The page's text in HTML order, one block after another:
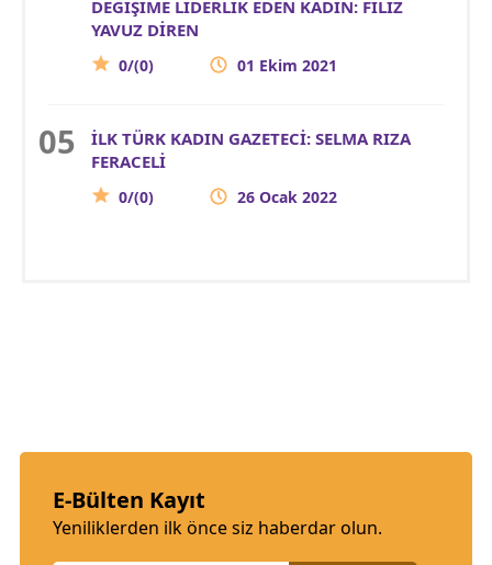
DEĞİŞİME LİDERLİK EDEN KADIN: FİLİZ
YAVUZ DİREN
0/(0) 01 Ekim 2021
İLK TÜRK KADIN GAZETECİ: SELMA RIZA
FERACELİ
0/(0) 26 Ocak 2022
E-Bülten Kayıt
Yeniliklerden ilk önce siz haberdar olun.